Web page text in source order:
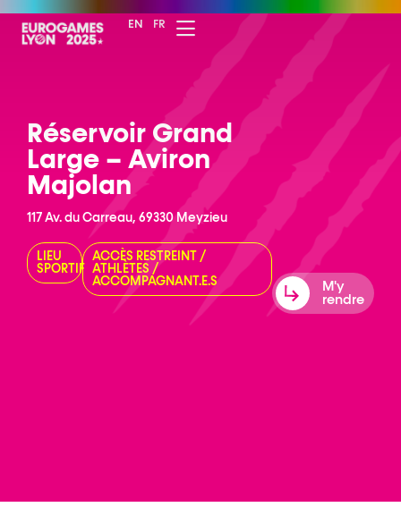
EN FR
Réservoir Grand
Large – Aviron
Majolan
117 Av. du Carreau, 69330 Meyzieu
LIEU
SPORTIF
ACCÈS RESTREINT/
ATHLÈTES /
ACCOMPAGNANT.E.S
M'y
rendre